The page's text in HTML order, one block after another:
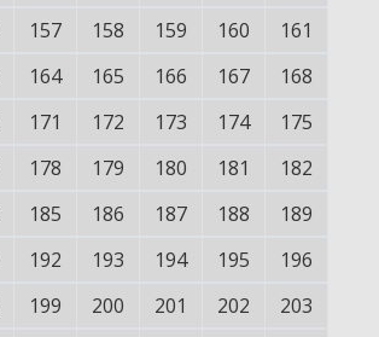
157 158 159 160
161
164 165 166 167
168
171 172 173 174
175
178 179 180 181
182
185 186 187 188
189
192 193 194 195
196
199 200 201 202
203